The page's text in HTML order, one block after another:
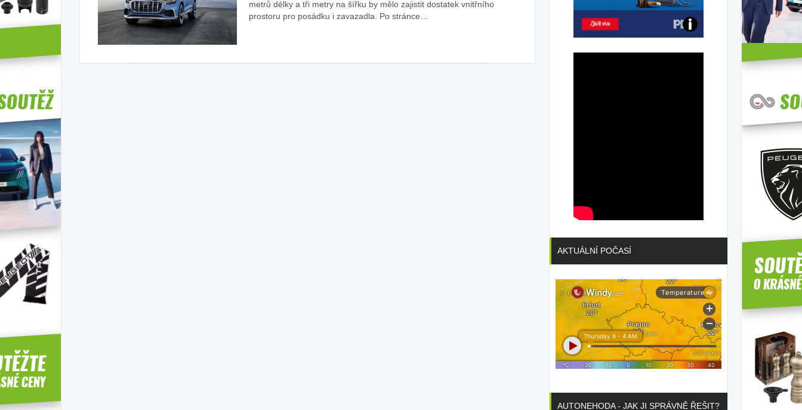
metrů délky a tři metry na šířku by mělo zajistit dostatek vnitřního
prostoru pro posádku i zavazadla. Po stránce…
Poznejte
AKTUÁLNÍ POČASÍ
AUTONEHODA - JAK JI SPRÁVNĚ ŘEŠIT?